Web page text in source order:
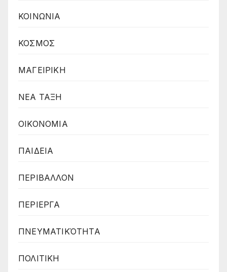
ΚΟΙΝΩΝΙΑ
ΚΟΣΜΟΣ
ΜΑΓΕΙΡΙΚΗ
ΝΕΑ ΤΑΞΗ
ΟΙΚΟΝΟΜΙΑ
ΠΑΙΔΕΙΑ
ΠΕΡΙΒΑΛΛΟΝ
ΠΕΡΙΕΡΓΑ
ΠΝΕΥΜΑΤΙΚΌΤΗΤΑ
ΠΟΛΙΤΙΚΗ